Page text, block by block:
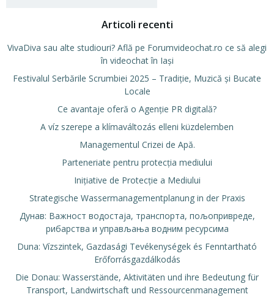
Articoli recenti
VivaDiva sau alte studiouri? Află pe Forumvideochat.ro ce să alegi
în videochat în Iași
Festivalul Serbările Scrumbiei 2025 – Tradiție, Muzică și Bucate
Locale
Ce avantaje oferă o Agenție PR digitală?
A víz szerepe a klímaváltozás elleni küzdelemben
Managementul Crizei de Apă.
Parteneriate pentru protecția mediului
Inițiative de Protecție a Mediului
Strategische Wassermanagementplanung in der Praxis
Дунав: Важност водостаја, транспорта, пољопривреде,
рибарства и управљања водним ресурсима
Duna: Vízszintek, Gazdasági Tevékenységek és Fenntartható
Erőforrásgazdálkodás
Die Donau: Wasserstände, Aktivitäten und ihre Bedeutung für
Transport, Landwirtschaft und Ressourcenmanagement